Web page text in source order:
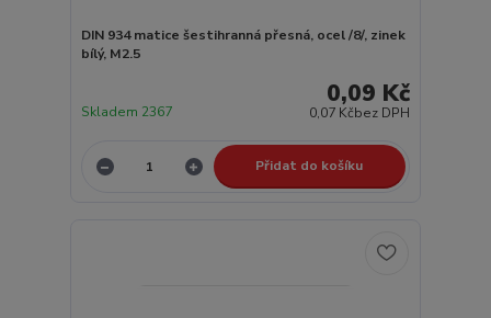
DIN 934 matice šestihranná přesná, ocel /8/, zinek
bílý, M2.5
0,09 Kč
0,07 Kčbez DPH
Skladem 2367
Přidat do košíku